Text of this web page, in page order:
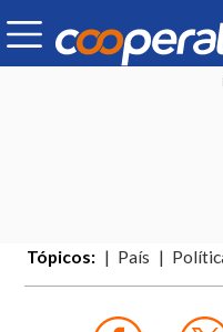
Tópicos: País